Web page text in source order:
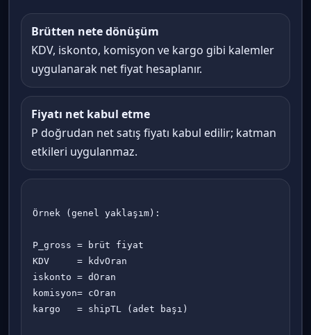
Brütten nete dönüşüm
KDV, iskonto, komisyon ve kargo gibi kalemler
uygulanarak net fiyat hesaplanır.
Fiyatı net kabul etme
P doğrudan net satış fiyatı kabul edilir; katman
etkileri uygulanmaz.
Örnek (genel yaklaşım):
P_gross = brüt fiyat
KDV     = kdvOran
iskonto = dOran
komisyon= cOran
kargo   = shipTL (adet başı)